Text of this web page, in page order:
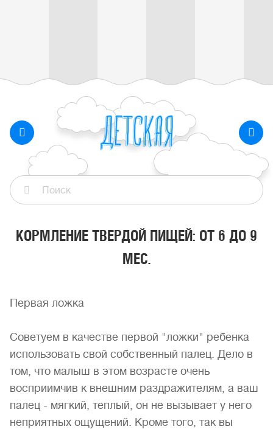
КОРМЛЕНИЕ ТВЕРДОЙ ПИЩЕЙ: ОТ 6 ДО 9
МЕС.
Первая ложка
Советуем в качестве первой "ложки" ребенка
использовать свой собственный палец. Дело в
том, что малыш в этом возрасте очень
восприимчив к внешним раздражителям, а ваш
палец - мягкий, теплый, он не вызывает у него
неприятных ощущений. Кроме того, так вы